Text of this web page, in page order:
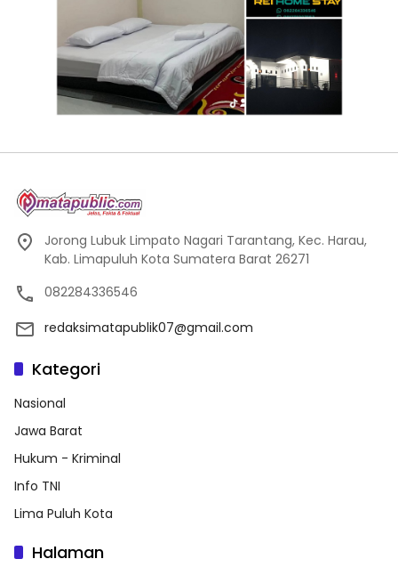
Jorong Lubuk Limpato Nagari Tarantang, Kec. Harau,
Kab. Limapuluh Kota Sumatera Barat 26271
082284336546
redaksimatapublik07@gmail.com
Kategori
Nasional
Jawa Barat
Hukum - Kriminal
Info TNI
Lima Puluh Kota
Halaman